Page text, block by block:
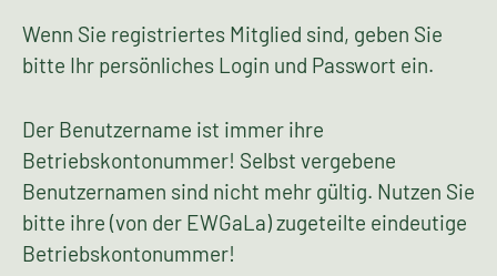
Wenn Sie registriertes Mitglied sind, geben Sie
bitte Ihr persönliches Login und Passwort ein.
Der Benutzername ist immer ihre
Betriebskontonummer! Selbst vergebene
Benutzernamen sind nicht mehr gültig. Nutzen Sie
bitte ihre (von der EWGaLa) zugeteilte eindeutige
Betriebskontonummer!